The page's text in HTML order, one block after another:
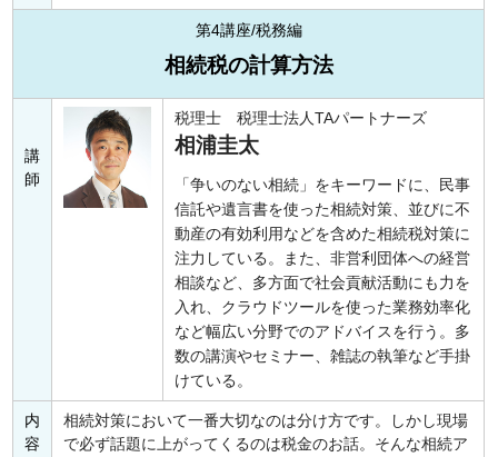
第4講座/税務編
相続税の計算方法
講
師
税理士 税理士法人TAパートナーズ
相浦圭太
「争いのない相続」をキーワードに、民事
信託や遺言書を使った相続対策、並びに不
動産の有効利用などを含めた相続税対策に
注力している。また、非営利団体への経営
相談など、多方面で社会貢献活動にも力を
入れ、クラウドツールを使った業務効率化
など幅広い分野でのアドバイスを行う。多
数の講演やセミナー、雑誌の執筆など手掛
けている。
内
容
相続対策において一番大切なのは分け方です。しかし現場
で必ず話題に上がってくるのは税金のお話。そんな相続ア